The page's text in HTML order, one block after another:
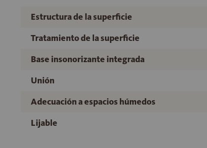
Estructura de la superficie
Tratamiento de la superficie
Base insonorizante integrada
Unión
Adecuación a espacios húmedos
Lijable